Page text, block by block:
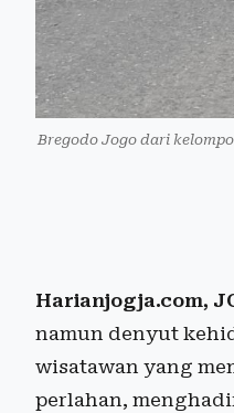
Bregodo Jogo dari
Harianjogja.com,
namun denyut
wisatawan yang
perlahan,